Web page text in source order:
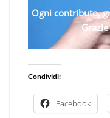
Ogni contributo,
Condividi:
Facebook